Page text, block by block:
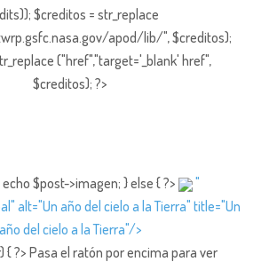
$creditos = str_replace
apod/lib/", $creditos);
("href","target='_blank' href",
$creditos); ?>
$post->imagen; } else { ?>
"
alt="Un año del cielo a la Tierra" title="Un
año del cielo a la Tierra"/>
{ ?> Pasa el ratón por encima para ver